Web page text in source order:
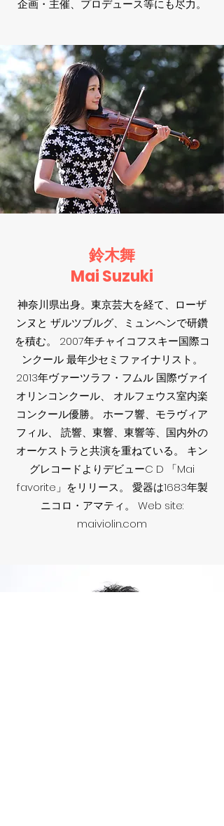
企画・主催、プロデュース等にも尽力。
鈴木舞
Mai Suzuki
神奈川県出身。東京芸大を経て、ローザ
ンヌと ザルツブルグ、ミュンヘンで研鑽
を積む。 2007年チャイコフスキー国際コ
ンクール 最年少セミファイナリスト。
2013年ヴァーツラフ・フムル 国際ヴァイ
オリンコンクール、 オルフェウス室内楽
コンクール優勝。 ホーフ響、モラヴィア
フィル、 読響、東響、東響等、国内外の
オーケストラと共演を重ねている。 キン
グレコードよりデビューC D 「Mai
favorite」をリリース。 愛器は1683年製
ニコロ・アマティ。 Web site:
maiviolin.com